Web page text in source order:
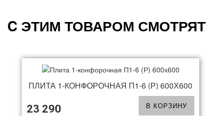
C ЭТИМ ТОВАРОМ СМОТРЯТ
ПЛИТА 1-КОНФОРОЧНАЯ П1-6 (Р) 600Х600
23 290 В КОРЗИНУ